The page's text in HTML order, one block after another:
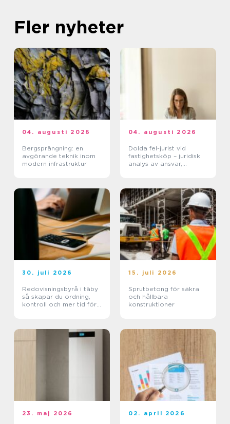
Fler nyheter
04. augusti 2026
Bergsprängning: en
avgörande teknik inom
modern infrastruktur
04. augusti 2026
Dolda fel-jurist vid
fastighetsköp – juridisk
analys av ansvar,
30. juli 2026
Redovisningsbyrå i täby
så skapar du ordning,
kontroll och mer tid för
15. juli 2026
Sprutbetong för säkra
och hållbara
konstruktioner
23. maj 2026 02. april 2026